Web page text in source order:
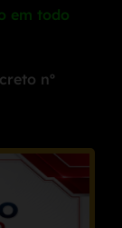
em todo
nº